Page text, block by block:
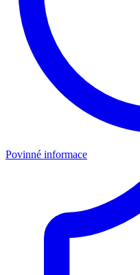
Povinné informace